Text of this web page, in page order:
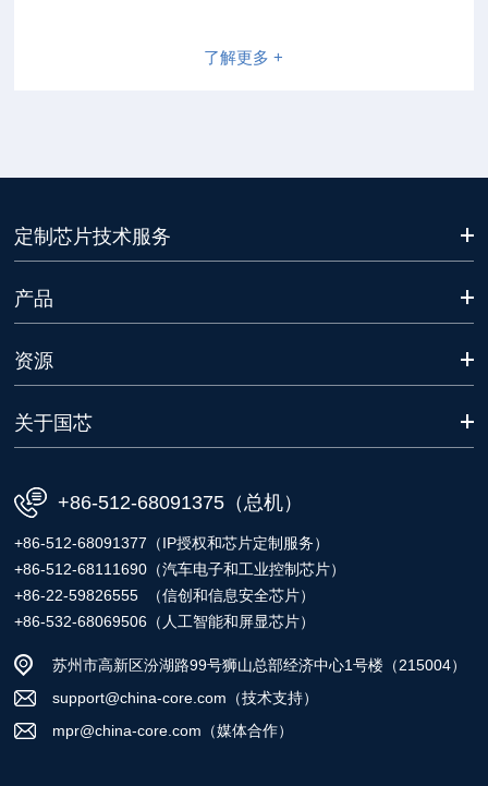
了解更多 +
定制芯片技术服务
产品
资源
关于国芯
+86-512-68091375（总机）
+86-512-68091377（IP授权和芯片定制服务）
+86-512-68111690（汽车电子和工业控制芯片）
+86-22-59826555 （信创和信息安全芯片）
+86-532-68069506（人工智能和屏显芯片）
苏州市高新区汾湖路99号狮山总部经济中心1号楼（215004）
support@china-core.com（技术支持）
mpr@china-core.com（媒体合作）